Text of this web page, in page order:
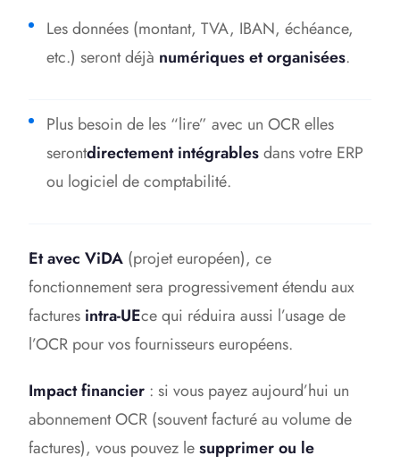
Les données (montant, TVA, IBAN, échéance,
etc.) seront déjà numériques et organisées.
Plus besoin de les “lire” avec un OCR elles
serontdirectement intégrablesdans votre ERP
ou logiciel de comptabilité.
Et avec ViDA (projet européen), ce
fonctionnement sera progressivement étendu aux
factures intra-UEce qui réduira aussi l’usage de
l’OCR pour vos fournisseurs européens.
Impact financier : si vous payez aujourd’hui un
abonnement OCR (souvent facturé au volume de
factures), vous pouvez lesupprimer ou le